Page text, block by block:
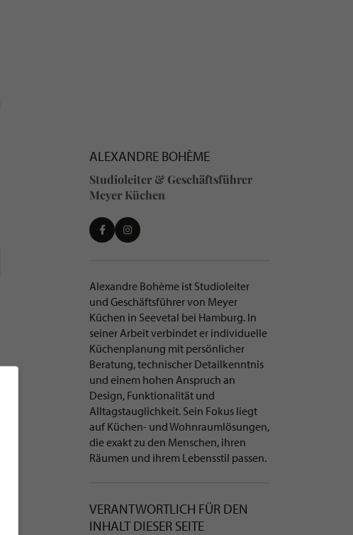
ALEXANDRE BOHÈME
Studioleiter & Geschäftsführer
Meyer Küchen
KURZBESCHREIBUNG ÜBER
ALEXANDRE BOHÈME
Alexandre Bohème ist Studioleiter
und Geschäftsführer von Meyer
Küchen in Seevetal bei Hamburg. In
seiner Arbeit verbindet er individuelle
Küchenplanung mit persönlicher
Beratung, technischer Detailkenntnis
und einem hohen Anspruch an
Design, Funktionalität und
Alltagstauglichkeit. Sein Fokus liegt
auf Küchen- und Wohnraumlösungen,
die exakt zu den Menschen, ihren
Räumen und ihrem Lebensstil passen.
VERANTWORTLICH FÜR DEN
INHALT DIESER SEITE